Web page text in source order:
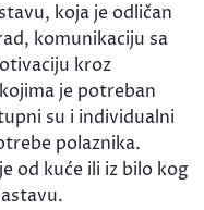
koja je odličan
komunikaciju sa
kroz
je potreban
su i individualni
polaznika.
od kuće ili iz bilo kog